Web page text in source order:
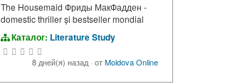
The Housemaid Фриды МакФадден -
domestic thriller și bestseller mondial
Каталог: Literature Study
8 дней(я) назад· отMoldova Online